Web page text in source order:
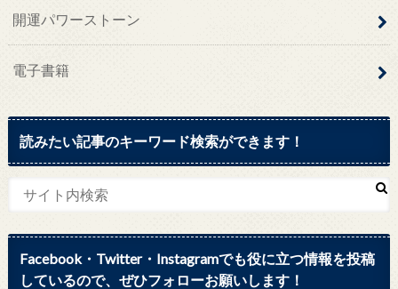
開運パワーストーン
電子書籍
読みたい記事のキーワード検索ができます！
Facebook・Twitter・Instagramでも役に立つ情報を投稿
しているので、ぜひフォローお願いします！